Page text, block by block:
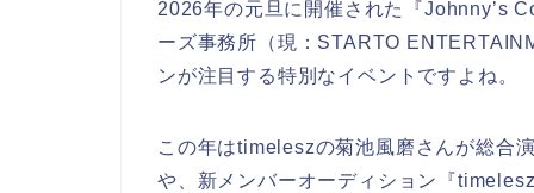
2026年の元旦に開催された『Johnny’s
ーズ事務所（現：STARTO
ンが注目する特別なイベントですよね。
この年はtimeleszの菊池風磨さんが総合
や、新メンバーオーディション『